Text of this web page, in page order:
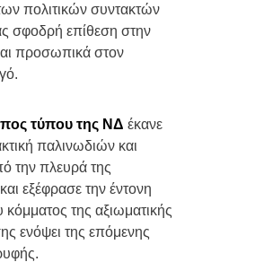
πολιτικών συντακτών
σφοδρή επίθεση στην
προσωπικά στον
τύπου της ΝΔ έκανε
παλινωδιών και
την πλευρά της
εξέφρασε την έντονη
κόμματος της αξιωματικής
ενόψει της επόμενης